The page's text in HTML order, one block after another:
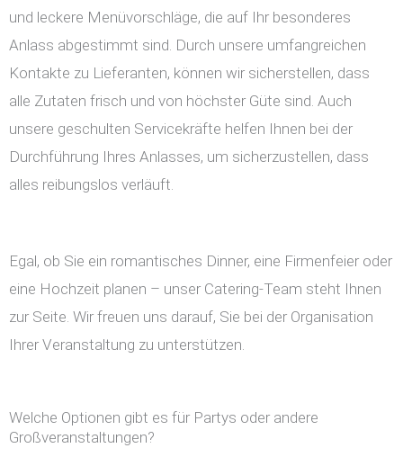
und leckere Menüvorschläge, die auf Ihr besonderes
Anlass abgestimmt sind. Durch unsere umfangreichen
Kontakte zu Lieferanten, können wir sicherstellen, dass
alle Zutaten frisch und von höchster Güte sind. Auch
unsere geschulten Servicekräfte helfen Ihnen bei der
Durchführung Ihres Anlasses, um sicherzustellen, dass
alles reibungslos verläuft.
Egal, ob Sie ein romantisches Dinner, eine Firmenfeier oder
eine Hochzeit planen – unser Catering-Team steht Ihnen
zur Seite. Wir freuen uns darauf, Sie bei der Organisation
Ihrer Veranstaltung zu unterstützen.
Welche Optionen gibt es für Partys oder andere
Großveranstaltungen?